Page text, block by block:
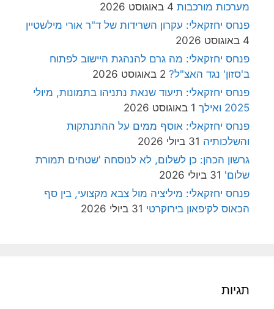
מערכות מורכבות 4 באוגוסט 2026
פנחס יחזקאלי: עקרון השרידות של ד"ר אורי מילשטיין
4 באוגוסט 2026
פנחס יחזקאלי: מה גרם להנהגת היישוב לפתוח
ב'סזון' נגד האצ"ל? 2 באוגוסט 2026
פנחס יחזקאלי: תיעוד שנאת נתניהו בתמונות, מיולי
2025 ואילך
1 באוגוסט 2026
פנחס יחזקאלי: אוסף ממים על ההתנתקות
והשלכותיה 31 ביולי 2026
גרשון הכהן: כן לשלום, לא לנוסחה 'שטחים תמורת
שלום' 31 ביולי 2026
פנחס יחזקאלי: מיליציה מול צבא מקצועי, בין סף
הכאוס לקיפאון בירוקרטי 31 ביולי 2026
תגיות